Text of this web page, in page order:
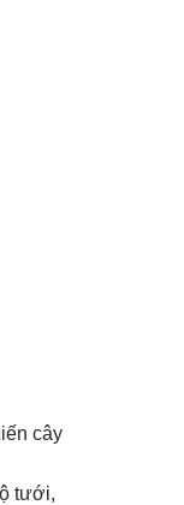
cây
tưới,